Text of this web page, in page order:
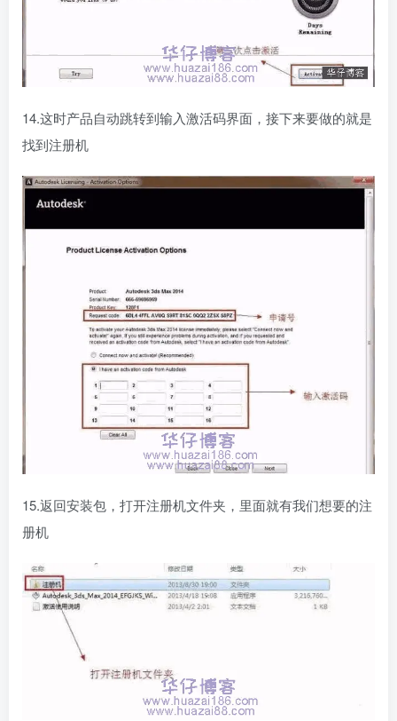
14.这时产品自动跳转到输入激活码界面，接下来要做的就是
找到注册机
15.返回安装包，打开注册机文件夹，里面就有我们想要的注
册机